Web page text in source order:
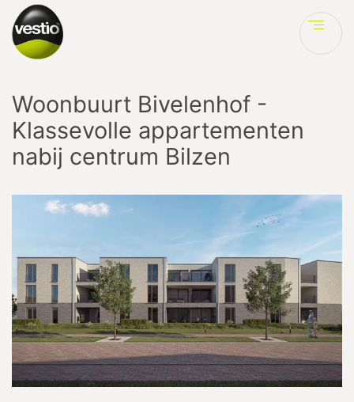
Woonbuurt Bivelenhof -
Klassevolle appartementen
nabij centrum Bilzen